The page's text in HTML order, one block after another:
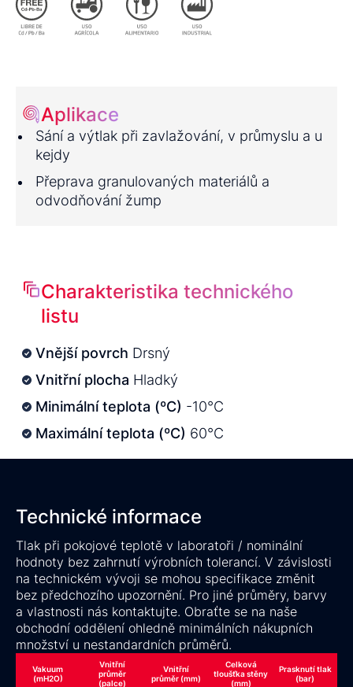
Aplikace
Sání a výtlak při zavlažování, v průmyslu a u
kejdy
Přeprava granulovaných materiálů a
odvodňování žump
Charakteristika technického
listu
Vnější povrch Drsný
Vnitřní plocha Hladký
Minimální teplota (ºC) -10°C
Maximální teplota (ºC) 60°C
Technické informace
Tlak při pokojové teplotě v laboratoři / nominální
hodnoty bez zahrnutí výrobních tolerancí. V závislosti
na technickém vývoji se mohou specifikace změnit
bez předchozího upozornění. Pro jiné průměry, barvy
a vlastnosti nás kontaktujte. Obraťte se na naše
obchodní oddělení ohledně minimálních nákupních
množství u nestandardních průměrů.
Vakuum
(mH2O)
Vnitřní
průměr
(palce)
Vnitřní
průměr (mm)
Celková
tloušťka stěny
(mm)
Prasknutí tlak
(bar)